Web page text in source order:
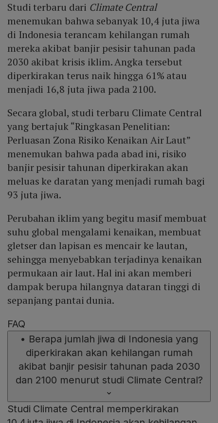
Studi terbaru dari Climate Central
menemukan bahwa sebanyak 10,4 juta jiwa
di Indonesia terancam kehilangan rumah
mereka akibat banjir pesisir tahunan pada
2030 akibat krisis iklim. Angka tersebut
diperkirakan terus naik hingga 61% atau
menjadi 16,8 juta jiwa pada 2100.
Secara global, studi terbaru Climate Central
yang bertajuk “Ringkasan Penelitian:
Perluasan Zona Risiko Kenaikan Air Laut”
menemukan bahwa pada abad ini, risiko
banjir pesisir tahunan diperkirakan akan
meluas ke daratan yang menjadi rumah bagi
93 juta jiwa.
Perubahan iklim yang begitu masif membuat
suhu global mengalami kenaikan, membuat
gletser dan lapisan es mencair ke lautan,
sehingga menyebabkan terjadinya kenaikan
permukaan air laut. Hal ini akan memberi
dampak berupa hilangnya dataran tinggi di
sepanjang pantai dunia.
FAQ
• Berapa jumlah jiwa di Indonesia yang
diperkirakan akan kehilangan rumah
akibat banjir pesisir tahunan pada 2030
dan 2100 menurut studi Climate Central?
Studi Climate Central memperkirakan